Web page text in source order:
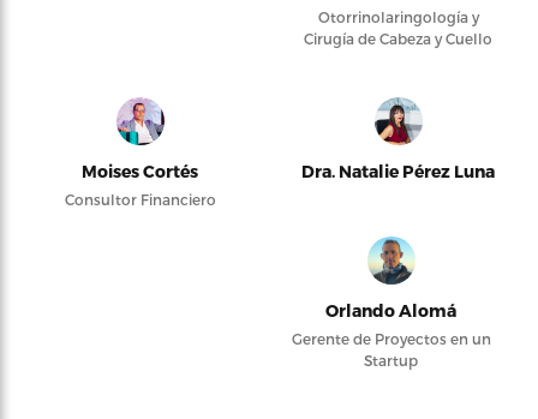
Otorrinolaringología y
Cirugía de Cabeza y Cuello
Moises Cortés
Consultor Financiero
Dra. Natalie Pérez Luna
Orlando Alomá
Gerente de Proyectos en un
Startup